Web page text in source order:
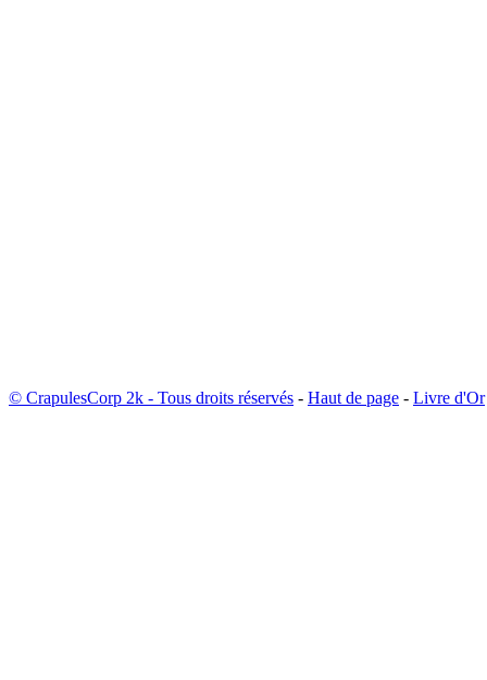
© CrapulesCorp 2k - Tous droits réservés - Haut de page - Livre d'Or